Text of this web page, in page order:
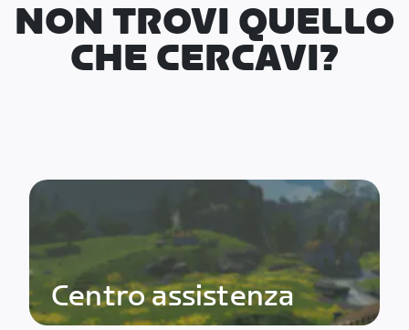
NON TROVI QUELLO
CHE CERCAVI?
Centro assistenza